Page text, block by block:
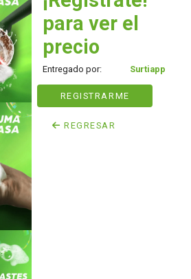
para ver el
precio
Entregado por: Surtiapp
REGISTRARME
REGRESAR